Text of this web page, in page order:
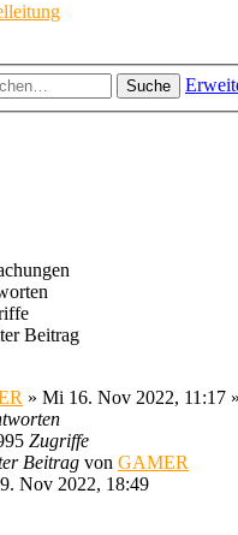
Suche
Beitrag
» Mi 16. Nov 2022, 11:17
Zugriffe
Beitrag von GAMER
Nov 2022, 18:49